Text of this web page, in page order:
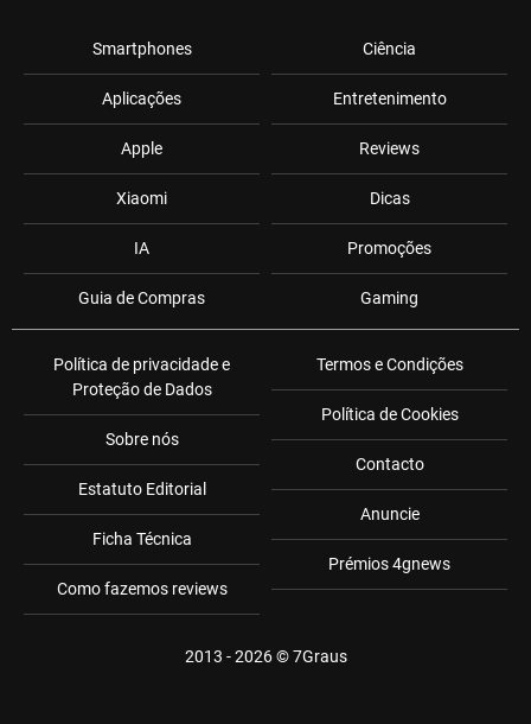
Smartphones
Aplicações
Apple
Xiaomi
IA
Guia de Compras
Ciência
Entretenimento
Reviews
Dicas
Promoções
Gaming
Política de privacidade e
Proteção de Dados
Sobre nós
Estatuto Editorial
Ficha Técnica
Como fazemos reviews
Termos e Condições
Política de Cookies
Contacto
Anuncie
Prémios 4gnews
2013 - 2026 ©7Graus